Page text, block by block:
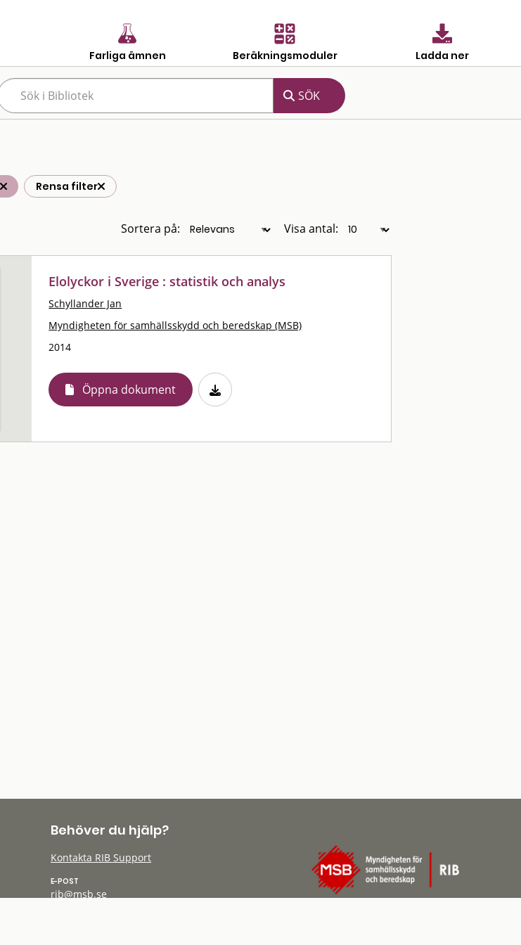
Farliga ämnen Beräkningsmoduler Ladda ner
Rensa filter
Sortera på: Visa antal:
Elolyckor i Sverige : statistik och analys
Schyllander Jan
Myndigheten för samhällsskydd och beredskap (MSB)
2014
Öppna dokument
Behöver du hjälp?
Kontakta RIB Support
E-POST
rib@msb.se